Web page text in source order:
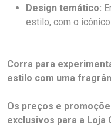
Design temático:
estilo, com o
Corra para
estilo com uma
Os preços e
exclusivos para a Loja